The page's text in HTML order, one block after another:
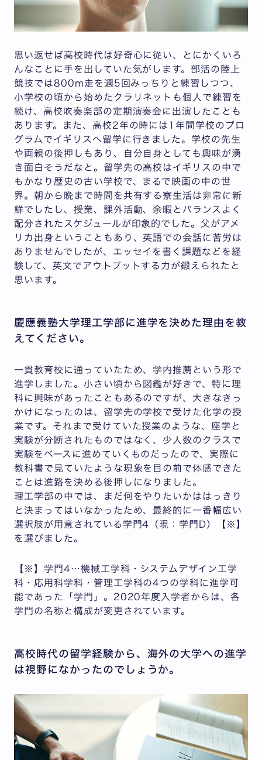
思い返せば高校時代は好奇心に従い、とにかくいろ
んなことに手を出していた気がします。部活の陸上
競技では800m走を週5回みっちりと練習しつつ、
小学校の頃から始めたクラリネットも個人で練習を
続け、高校吹奏楽部の定期演奏会に出演したことも
あります。また、高校2年の時には1年間学校のプロ
グラムでイギリスへ留学に行きました。学校の先生
や両親の後押しもあり、自分自身としても興味が湧
き面白そうだなと。留学先の高校はイギリスの中で
もかなり歴史の古い学校で、まるで映画の中の世
界。朝から晩まで時間を共有する寮生活は非常に新
鮮でしたし、授業、課外活動、余暇とバランスよく
配分されたスケジュールが印象的でした。父がアメ
リカ出身ということもあり、英語での会話に苦労は
ありませんでしたが、エッセイを書く課題などを経
験して、英文でアウトプットする力が鍛えられたと
思います。
慶應義塾大学理工学部に進学を決めた理由を教
えてください。
一貫教育校に通っていたため、学内推薦という形で
進学しました。小さい頃から図鑑が好きで、特に理
科に興味があったこともあるのですが、大きなきっ
かけになったのは、留学先の学校で受けた化学の授
業です。それまで受けていた授業のような、座学と
実験が分断されたものではなく、少人数のクラスで
実験をベースに進めていくものだったので、実際に
教科書で見ていたような現象を目の前で体感できた
ことは進路を決める後押しになりました。
理工学部の中では、まだ何をやりたいかははっきり
と決まってはいなかったため、最終的に一番幅広い
選択肢が用意されている学門4（現：学門D）【※】
を選びました。
【※】学門4…機械工学科・システムデザイン工学
科・応用科学科・管理工学科の4つの学科に進学可
能であった「学門」。2020年度入学者からは、各
学門の名称と構成が変更されています。
高校時代の留学経験から、海外の大学への進学
は視野になかったのでしょうか。